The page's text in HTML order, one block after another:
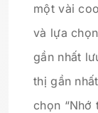
một vài
và lựa
gần nhất
thị gần
chọn “Nhớ